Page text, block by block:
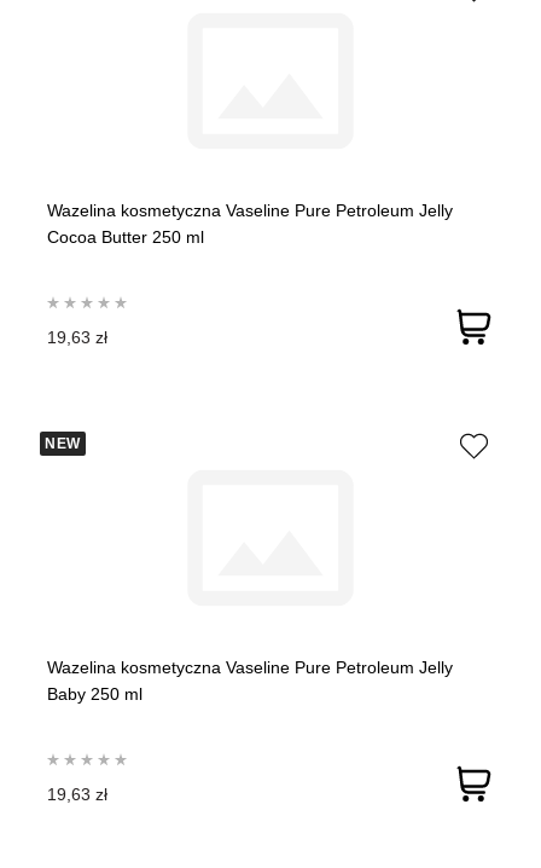
Wazelina kosmetyczna Vaseline Pure Petroleum Jelly
Cocoa Butter 250 ml
19,63 zł
NEW
Wazelina kosmetyczna Vaseline Pure Petroleum Jelly
Baby 250 ml
19,63 zł